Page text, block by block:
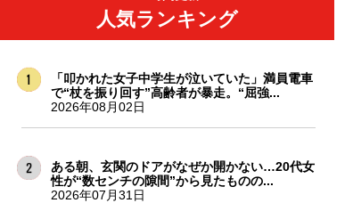
人気ランキング
「叩かれた女子中学生が泣いていた」満員電車
で“杖を振り回す”高齢者が暴走。“屈強...
2026年08月02日
ある朝、玄関のドアがなぜか開かない…20代女
性が“数センチの隙間”から見たものの...
2026年07月31日